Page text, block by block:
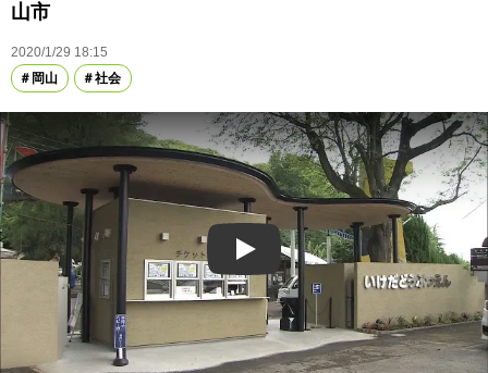
山市
2020/1/29 18:15
岡山
社会
Play